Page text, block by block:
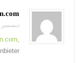
ديسمبر 11, 2025 الي 1:40 م